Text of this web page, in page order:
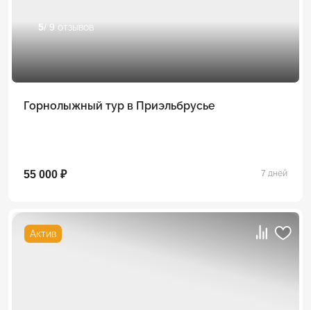
5/ 9 отзывов
Горнолыжный тур в Приэльбрусье
55 000 ₽ 7 дней
Актив